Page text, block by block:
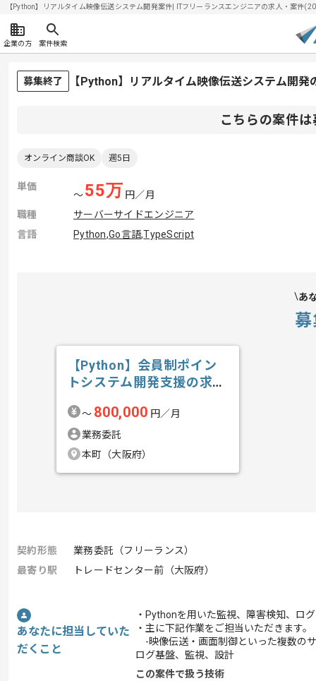
【Python】リアルタイム映像伝送システム開発案件| ITフリーランスエンジニアの求人・案件
企業の方 案件検索
募集終了 【Python】リアルタイム映像伝送システム開
こちらの案件
オンライン商談OK 週5日
単価
〜55万 円／月
職種
サーバーサイドエンジニア
言語
Python,Go言語,TypeScript
あ
【Python】会員制ポイン
トシステム開発支援の求
〜 800,000 円／月
業務委託
本町（大阪府）
契約形態
業務委託（フリーランス）
最寄り駅
トレードセンター前（大阪府）
あなたに担当していた
だくこと
・Pythonを用いた監視、障害検知、ロ
・主に下記作業をご担当いただきます。
-映像伝送・画面制御といった複数の
ログ基盤、監視、設計
この案件で扱う技術